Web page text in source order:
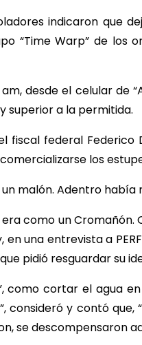
indicaron que
“Time Warp” de los
am, desde el celular
superior a la permitida.
fiscal federal
los
malón. Adentro
como un
en una entrevista a
pidió resguardar su
como cortar el agua
consideró y contó
se descompensaron